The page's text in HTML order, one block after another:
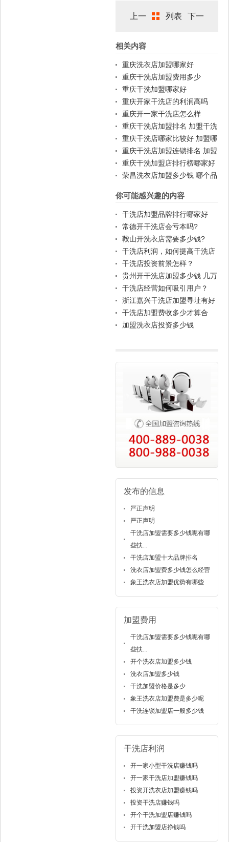
上一
篇
列表 下一
相关内容
重庆洗衣店加盟哪家好
重庆干洗店加盟费用多少
重庆干洗加盟哪家好
重庆开家干洗店的利润高吗
重庆开一家干洗店怎么样
重庆干洗店加盟排名 加盟干洗
店一般费用
重庆干洗店哪家比较好 加盟哪
家好
重庆干洗店加盟连锁排名 加盟
赚钱吗
重庆干洗加盟店排行榜哪家好
荣昌洗衣店加盟多少钱 哪个品
你可能感兴趣的内容
干洗店加盟品牌排行哪家好
常德开干洗店会亏本吗?
鞍山开洗衣店需要多少钱?
干洗店利润，如何提高干洗店
的盈利，扩大经营范围吗?
干洗店投资前景怎样？
贵州开干洗店加盟多少钱 几万
块就可以自己当老板
干洗店经营如何吸引用户？
浙江嘉兴干洗店加盟寻址有好
建议吗？
干洗店加盟费收多少才算合
理？
加盟洗衣店投资多少钱
发布的信息
严正声明
严正声明
干洗店加盟需要多少钱呢有哪
些扶...
干洗店加盟十大品牌排名
洗衣店加盟费多少钱怎么经营
象王洗衣店加盟优势有哪些
加盟费用
干洗店加盟需要多少钱呢有哪
些扶...
开个洗衣店加盟多少钱
洗衣店加盟多少钱
干洗加盟价格是多少
象王洗衣店加盟费是多少呢
干洗连锁加盟店一般多少钱
干洗店利润
开一家小型干洗店赚钱吗
开一家干洗店加盟赚钱吗
投资开洗衣店加盟赚钱吗
投资干洗店赚钱吗
开个干洗加盟店赚钱吗
开干洗加盟店挣钱吗